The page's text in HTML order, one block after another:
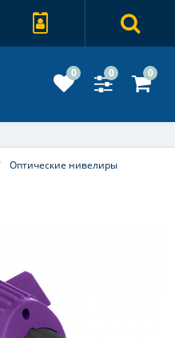
0 0 0
Оптические нивелиры